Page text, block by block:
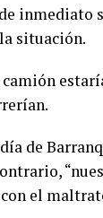
situación.
camión
de
el